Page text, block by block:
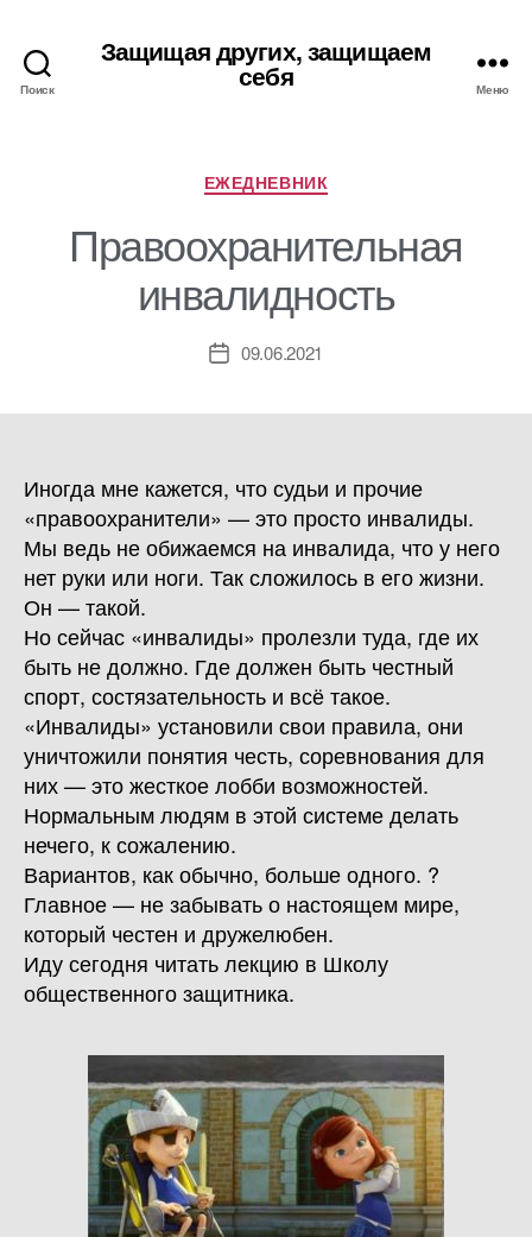
Поиск
Защищая других, защищаем
себя Меню
Рубрики
ЕЖЕДНЕВНИК
Правоохранительная
инвалидность
Дата09.06.2021
Иногда мне кажется, что судьи и прочие
«правоохранители» — это просто инвалиды.
Мы ведь не обижаемся на инвалида, что у него
нет руки или ноги. Так сложилось в его жизни.
Он — такой.
Но сейчас «инвалиды» пролезли туда, где их
быть не должно. Где должен быть честный
спорт, состязательность и всё такое.
«Инвалиды» установили свои правила, они
уничтожили понятия честь, соревнования для
них — это жесткое лобби возможностей.
Нормальным людям в этой системе делать
нечего, к сожалению.
Вариантов, как обычно, больше одного. ?
Главное — не забывать о настоящем мире,
который честен и дружелюбен.
Иду сегодня читать лекцию в Школу
общественного защитника.